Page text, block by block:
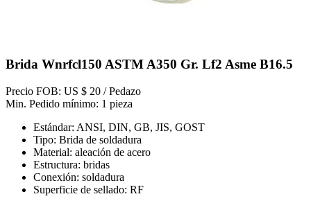
Brida Wnrfcl150 ASTM A350 Gr. Lf2 Asme B16.5
Precio FOB: US $ 20 / Pedazo
Min. Pedido mínimo: 1 pieza
Estándar: ANSI, DIN, GB, JIS, GOST
Tipo: Brida de soldadura
Material: aleación de acero
Estructura: bridas
Conexión: soldadura
Superficie de sellado: RF